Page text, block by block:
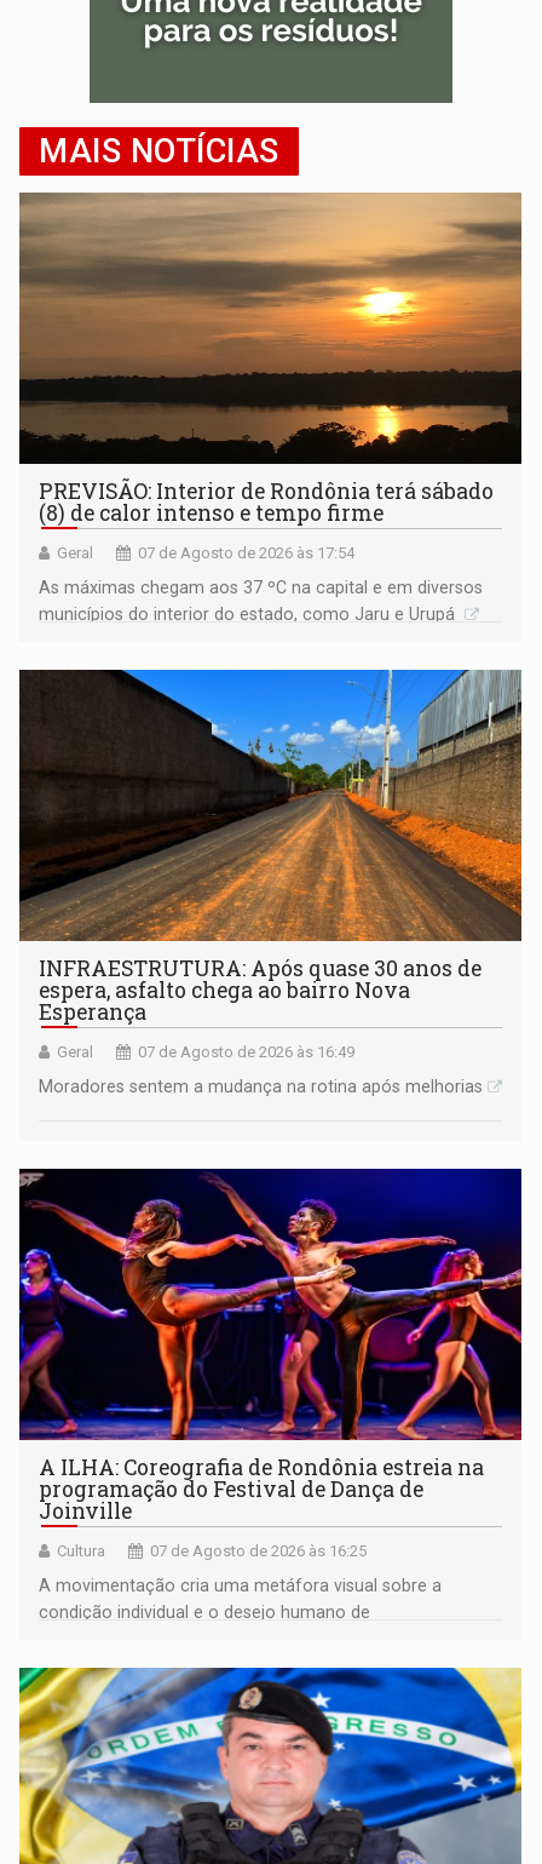
MAIS NOTÍCIAS
PREVISÃO: Interior de Rondônia terá sábado
(8) de calor intenso e tempo firme
Geral 07 de Agosto de 2026 às 17:54
As máximas chegam aos 37 ºC na capital e em diversos
municípios do interior do estado, como Jaru e Urupá
INFRAESTRUTURA: Após quase 30 anos de
espera, asfalto chega ao bairro Nova
Esperança
Geral 07 de Agosto de 2026 às 16:49
Moradores sentem a mudança na rotina após melhorias
A ILHA: Coreografia de Rondônia estreia na
programação do Festival de Dança de
Joinville
Cultura 07 de Agosto de 2026 às 16:25
A movimentação cria uma metáfora visual sobre a
condição individual e o desejo humano de